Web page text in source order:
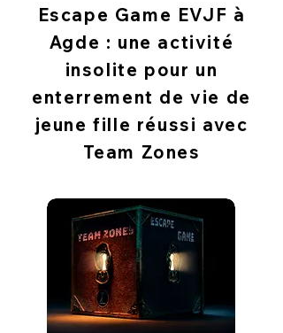
Escape Game EVJF à
Agde : une activité
insolite pour un
enterrement de vie de
jeune fille réussi avec
Team Zones